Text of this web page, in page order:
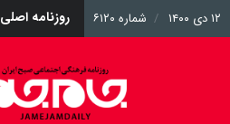
۱۲ دی ۱۴۰۰ شماره ۶۱۲۰ روزنامه اصلی